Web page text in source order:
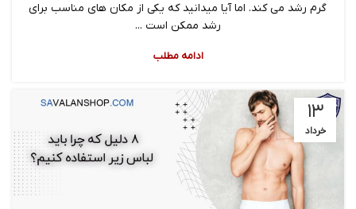
گرم رشد می کند. اما آیا میدانید که یکی از مکان های مناسب برای
رشد ممکن است ...
ادامه مطلب
۱۳
خرداد